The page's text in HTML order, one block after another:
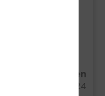
als
empfehlen, sie
aus Vreden
01.07.2024